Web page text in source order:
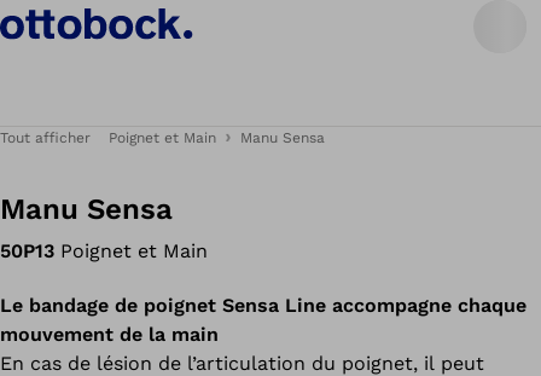
Tout afficher Poignet et Main Manu Sensa
Manu Sensa
50P13 Poignet et Main
Le bandage de poignet Sensa Line accompagne chaque
mouvement de la main
En cas de lésion de l’articulation du poignet, il peut